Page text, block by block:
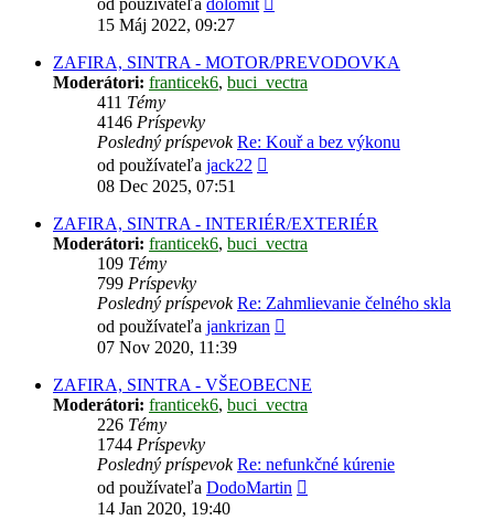
od používateľa dolomit
15 Máj 2022, 09:27
ZAFIRA, SINTRA - MOTOR/PREVODOVKA
Moderátori: franticek6, buci_vectra
411 Témy
4146 Príspevky
Posledný príspevok Re: Kouř a bez výkonu
od používateľa jack22
08 Dec 2025, 07:51
ZAFIRA, SINTRA - INTERIÉR/EXTERIÉR
Moderátori: franticek6, buci_vectra
109 Témy
799 Príspevky
Posledný príspevok Re: Zahmlievanie čelného skla
od používateľa jankrizan
07 Nov 2020, 11:39
ZAFIRA, SINTRA - VŠEOBECNE
Moderátori: franticek6, buci_vectra
226 Témy
1744 Príspevky
Posledný príspevok Re: nefunkčné kúrenie
od používateľa DodoMartin
14 Jan 2020, 19:40